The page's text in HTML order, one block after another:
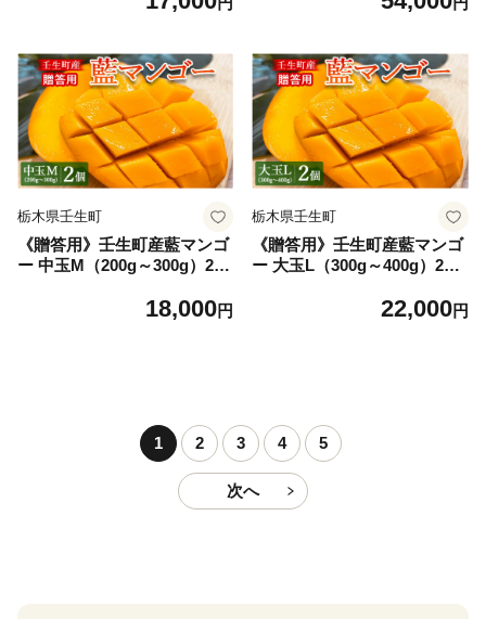
栃木県壬生町
《贈答用》壬生町産藍マンゴ
ー 中玉M（200g～300g）2個
だもの 国産 栃木県 壬生町※
18,000円
栃木県壬生町
《贈答用》壬生町産藍マンゴ
ー 大玉L（300g～400g）2個
だもの 国産 栃木県 壬生町※
22,000円
1 2 3 4 5
次へ